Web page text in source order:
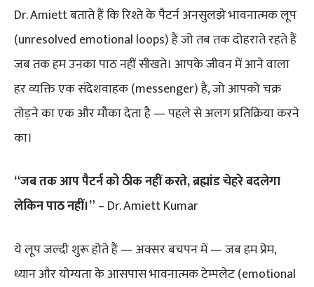
Dr. Amiett बताते हैं कि रिश्ते के पैटर्न अनसुलझे भावनात्मक लूप
(unresolved emotional loops) हैं जो तब तक दोहराते रहते हैं
जब तक हम उनका पाठ नहीं सीखते। आपके जीवन में आने वाला
हर व्यक्ति एक संदेशवाहक (messenger) है, जो आपको चक्र
तोड़ने का एक और मौका देता है — पहले से अलग प्रतिक्रिया करने
का।
“जब तक आप पैटर्न को ठीक नहीं करते, ब्रह्मांड चेहरे बदलेगा
लेकिन पाठ नहीं।” – Dr. Amiett Kumar
ये लूप जल्दी शुरू होते हैं — अक्सर बचपन में — जब हम प्रेम,
ध्यान और योग्यता के आसपास भावनात्मक टेम्पलेट (emotional